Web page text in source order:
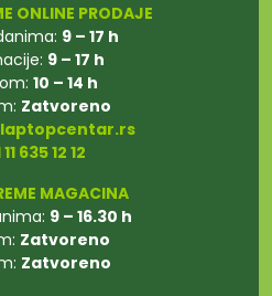
ONLINE PRODAJE
9 – 17 h
9 – 17 h
10 – 14 h
Zatvoreno
635 12 12
MAGACINA
9 – 16.30 h
Zatvoreno
Zatvoreno